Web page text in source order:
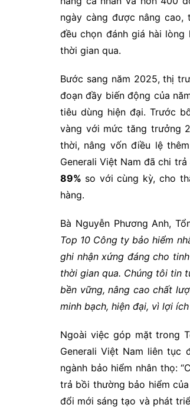
ngày càng được nâng cao,
đều chọn đánh giá hài
thời gian qua.
Bước sang năm 2025, thị
đoạn đầy biến động của
tiêu dùng hiện đại. Trước
vàng với mức tăng trưởng
thời, nâng vốn điều lệ
Generali Việt Nam đã chi trả
89% so với cùng kỳ, cho
hàng.
Bà Nguyễn Phương Anh,
Top 10 Công ty bảo hiểm
ghi nhận xứng đáng cho
thời gian qua. Chúng tôi tin
bền vững, nâng cao chất
minh bạch, hiện đại, vì lợi
Ngoài việc góp mặt trong
Generali Việt Nam liên tục
ngành bảo hiểm nhân thọ:
trả bồi thường bảo hiểm
đổi mới sáng tạo và phát